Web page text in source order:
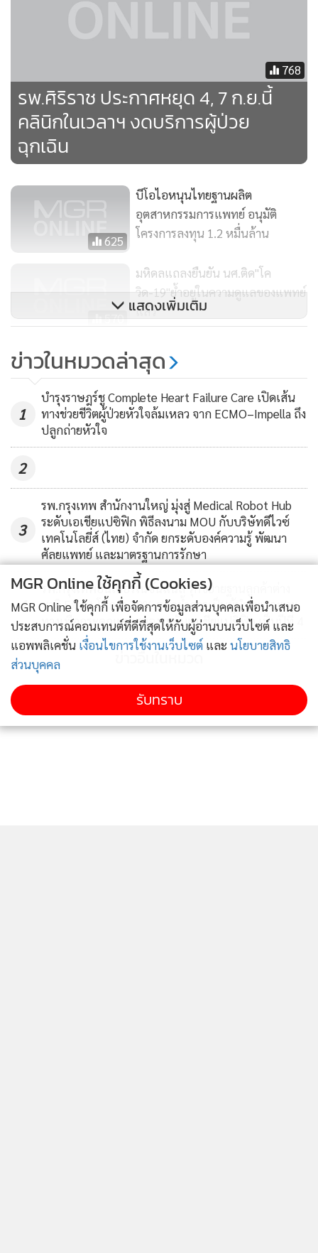
นวัตกรรมชุด PPE จากเส้นใยรีไซเคิลจากขวดพลาสติก PET
ตลอดห่วงโซ่อุปทาน เป็น “PPE Innovation Platform
นวัตกรรมชุด PPE ฝีมือคนไทย มาตรฐานสากล” ที่สามารถ
ป้องกันเชื้อและการซึมผ่านของน้ำที่มีแรงดัน Level 3 ซักใช้ซ้ำ
ได้มากกว่า 50 ครั้ง โดยถ้าสถานการณ์ที่จำเป็น Platform นี้จะ
เดียวกันภาคเอกชนได้ผลิตชุด PPE Level 3 ออกจำหน่ายให้กับ
สถานพยาบาลต่างๆ อย่างต่อเนื่อง รวมทั้งได้ประสานผู้ประกอบ
การภายในประเทศ ผลิต PPE Level 4 สามารถป้องกันได้ใน
สำหรับด้านวัคซีน ได้ร่วมมือกับหลายหน่วยงานเพื่อการวิจัย
พัฒนาวัคซีนต้นแบบในหลายรูปแบบ อาทิ ชนิดวัคซีนอนุภาค
ศิริราชพยาบาล มหาวิทยาลัยมหิดล และชนิดวัคซีนโปรตีนซับ
ยูนิต (Subunit vaccine) พัฒนาโดยคณะเภสัชศาสตร์
จุฬาลงกรณ์มหาวิทยาลัย โดยวัคซีนทั้ง 2 ชนิดนี้ ใช้เทคโนโลยี
การใช้เซลล์เพาะเลี้ยง และได้ร่วมมือกับศูนย์พันธุวิศวกรรมและ
เทคโนโลยีชีวภาพแห่งชาติ (BIOTEC) เพื่อวิจัยพัฒนาวัคซีนชนิด
เชื้อตายจากการตัดต่อยีนของไวรัสโควิด-19 เข้าไปในยีนของ
ไวรัสไข้หวัดใหญ่ เพื่อเป็นเชื้อไวรัสตั้งต้น หากสำเร็จจะนำเชื้อ
ไวรัสตั้งต้นนี้ ไปผลิตเป็นวัคซีนโดยเทคโนโลยีการใช้ไข่ไก่ต่อไป
คาดว่า การวิจัยพัฒนาวัคซีนทั้ง 3 ชนิด จะทราบผลเบื้องต้นใน
ปลายปี 2563 การที่องค์การเภสัชกรรมมีโรงงานผลิต (วัคซีน) ชีว
วัตถุ ที่ใช้ผลิตวัคซีนป้องกันไข้หวัดใหญ่ ในระดับอุตสาหกรรมอยู่
แล้ว นับเป็นปัจจัยพื้นฐานที่มีศักยภาพและความพร้อมในระดับ
อุตสาหกรรม ที่สามารถใช้ต่อยอดประยุกต์สำหรับใช้ในการผลิต
วัคซีนป้องกันโรคโควิด-19 ได้เร็วขึ้น
768
รพ.ศิริราช ประกาศหยุด 4, 7 ก.ย.นี้
คลินิกในเวลาฯ งดบริการผู้ป่วย
ฉุกเฉิน
625
บีโอไอหนุนไทยฐานผลิต
อุตสาหกรรมการแพทย์ อนุมัติ
โครงการลงทุน 1.2 หมื่นล้าน
570
มหิดลแถลงยืนยัน นศ.ติด"โค
วิด-19"ย้ำอยู่ในความดูแลของแพทย์
แล้ว
704
เป็ง
แสดงเพิ่มเติม
ข่าวในหมวดล่าสุด
1
บำรุงราษฎร์ชู Complete Heart Failure Care เปิดเส้น
ทางช่วยชีวิตผู้ป่วยหัวใจล้มเหลว จาก ECMO–Impella ถึง
ปลูกถ่ายหัวใจ
2
3
รพ.กรุงเทพ สำนักงานใหญ่ มุ่งสู่ Medical Robot Hub
ระดับเอเชียแปซิฟิก พิธีลงนาม MOU กับบริษัทดีไวซ์
เทคโนโลยี่ส์ (ไทย) จำกัด ยกระดับองค์ความรู้ พัฒนา
ศัลยแพทย์ และมาตรฐานการรักษา
4
รพ.กรุงเทพอินเตอร์เนชั่นแนล รุกขยายฐานลูกค้าต่าง
ชาติ Expat โตกว่า 20% ตอกย้ำการเป็นผู้นำรพ.เฉพาะ
ทางเพื่อกระดูกและสมองระดับเอเชียแปซิฟิก เป็นปีที่ 4
MGR Online ใช้คุกกี้ (Cookies)
MGR Online ใช้คุกกี้ เพื่อจัดการข้อมูลส่วนบุคคลเพื่อนำเสนอ
ประสบการณ์คอนเทนต์ที่ดีที่สุดให้กับผู้อ่านบนเว็บไซต์ และ
แอพพลิเคชั่น เงื่อนไขการใช้งานเว็บไซต์ และ นโยบายสิทธิ
ส่วนบุคคล
รับทราบ